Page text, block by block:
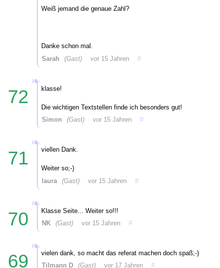
Weiß jemand die genaue Zahl?
Danke schon mal.
Sarah
(Gast) vor 15 Jahren #
72 klasse!
Die wichtigen Textstellen finde ich besonders gut!
Simon
(Gast) vor 15 Jahren #
71 viellen Dank.
Weiter so;-)
laura
(Gast) vor 15 Jahren #
70
Klasse Seite... Weiter so!!!
NK
(Gast) vor 15 Jahren #
69
vielen dank, so macht das referat machen doch spaß;-)
Tilmann D
(Gast) vor 17 Jahren #